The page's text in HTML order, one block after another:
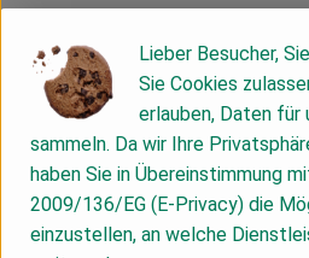
MHD 11.07.2026
Unser Demeter-Rindfleisch
Tieren unserer Herde. Wir halten
Zweinutzungsrasse, die nicht nur
entsprechend Fleisch ansetzt.
Rindfleisch aus Mahlitzsch ist ein
Lieber Besucher,
Sie Cookies
erlauben, Daten für
sammeln. Da wir Ihre
haben Sie in Übereinstimmung
2009/136/EG (E-Privacy) die
einzustellen, an welche